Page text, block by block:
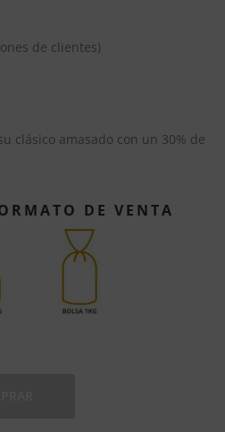
de clientes)
clásico amasado con un 30% de
DE VENTA